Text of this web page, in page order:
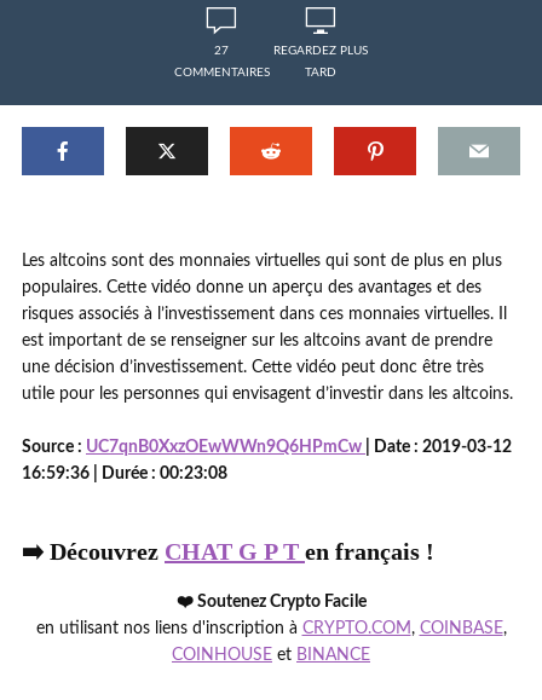
27
COMMENTAIRES
REGARDEZ PLUS
TARD
Les altcoins sont des monnaies virtuelles qui sont de plus en plus
populaires. Cette vidéo donne un aperçu des avantages et des
risques associés à l’investissement dans ces monnaies virtuelles. Il
est important de se renseigner sur les altcoins avant de prendre
une décision d’investissement. Cette vidéo peut donc être très
utile pour les personnes qui envisagent d’investir dans les altcoins.
Source : UC7qnB0XxzOEwWWn9Q6HPmCw
| Date : 2019-03-12
16:59:36 | Durée : 00:23:08
➡️ Découvrez CHAT G P T en français !
❤️ Soutenez Crypto Facile
en utilisant nos liens d'inscription à CRYPTO.COM, COINBASE,
COINHOUSE et BINANCE